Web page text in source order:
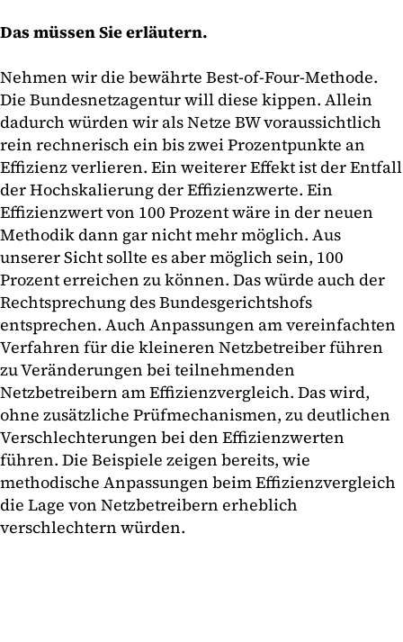
Das müssen Sie erläutern.
Nehmen wir die bewährte Best-of-Four-Methode.
Die Bundesnetzagentur will diese kippen. Allein
dadurch würden wir als Netze BW voraussichtlich
rein rechnerisch ein bis zwei Prozentpunkte an
Effizienz verlieren. Ein weiterer Effekt ist der Entfall
der Hochskalierung der Effizienzwerte. Ein
Effizienzwert von 100 Prozent wäre in der neuen
Methodik dann gar nicht mehr möglich. Aus
unserer Sicht sollte es aber möglich sein, 100
Prozent erreichen zu können. Das würde auch der
Rechtsprechung des Bundesgerichtshofs
entsprechen. Auch Anpassungen am vereinfachten
Verfahren für die kleineren Netzbetreiber führen
zu Veränderungen bei teilnehmenden
Netzbetreibern am Effizienzvergleich. Das wird,
ohne zusätzliche Prüfmechanismen, zu deutlichen
Verschlechterungen bei den Effizienzwerten
führen. Die Beispiele zeigen bereits, wie
methodische Anpassungen beim Effizienzvergleich
die Lage von Netzbetreibern erheblich
verschlechtern würden.